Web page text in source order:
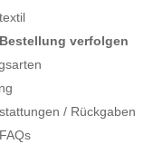
verfolgen
/ Rückgaben